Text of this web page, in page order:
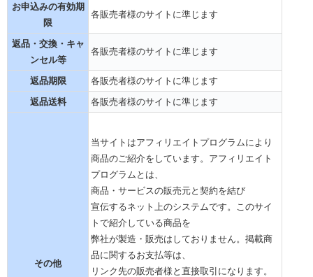
お申込みの有効期
限
各販売者様のサイトに準じます
返品・交換・キャ
ンセル等
各販売者様のサイトに準じます
返品期限
各販売者様のサイトに準じます
返品送料
各販売者様のサイトに準じます
その他
当サイトはアフィリエイトプログラムにより
商品のご紹介をしています。アフィリエイト
プログラムとは、
商品・サービスの販売元と契約を結び
宣伝するネット上のシステムです。このサイ
トで紹介している商品を
弊社が製造・販売はしておりません。掲載商
品に関するお支払等は、
リンク先の販売者様と直接取引になります。